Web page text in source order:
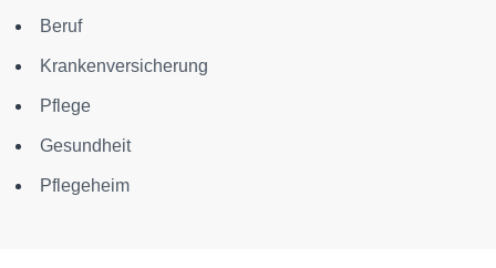
Beruf
Krankenversicherung
Pflege
Gesundheit
Pflegeheim